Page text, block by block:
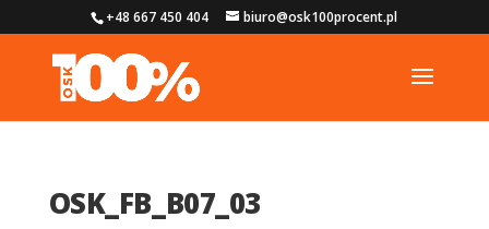
+48 667 450 404 biuro@osk100procent.pl
OSK_FB_B07_03